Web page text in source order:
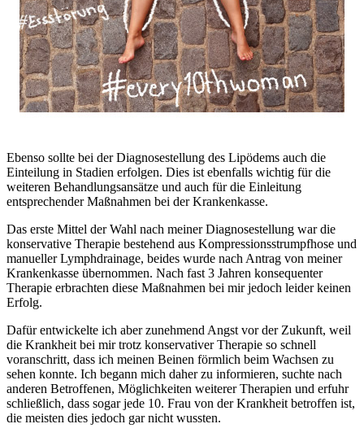
Ebenso sollte bei der Diagnosestellung des Lipödems auch die
Einteilung in Stadien erfolgen. Dies ist ebenfalls wichtig für die
weiteren Behandlungsansätze und auch für die Einleitung
entsprechender Maßnahmen bei der Krankenkasse.
Das erste Mittel der Wahl nach meiner Diagnosestellung war die
konservative Therapie bestehend aus Kompressionsstrumpfhose und
manueller Lymphdrainage, beides wurde nach Antrag von meiner
Krankenkasse übernommen. Nach fast 3 Jahren konsequenter
Therapie erbrachten diese Maßnahmen bei mir jedoch leider keinen
Erfolg.
Dafür entwickelte ich aber zunehmend Angst vor der Zukunft, weil
die Krankheit bei mir trotz konservativer Therapie so schnell
voranschritt, dass ich meinen Beinen förmlich beim Wachsen zu
sehen konnte. Ich begann mich daher zu informieren, suchte nach
anderen Betroffenen, Möglichkeiten weiterer Therapien und erfuhr
schließlich, dass sogar jede 10. Frau von der Krankheit betroffen ist,
die meisten dies jedoch gar nicht wussten.